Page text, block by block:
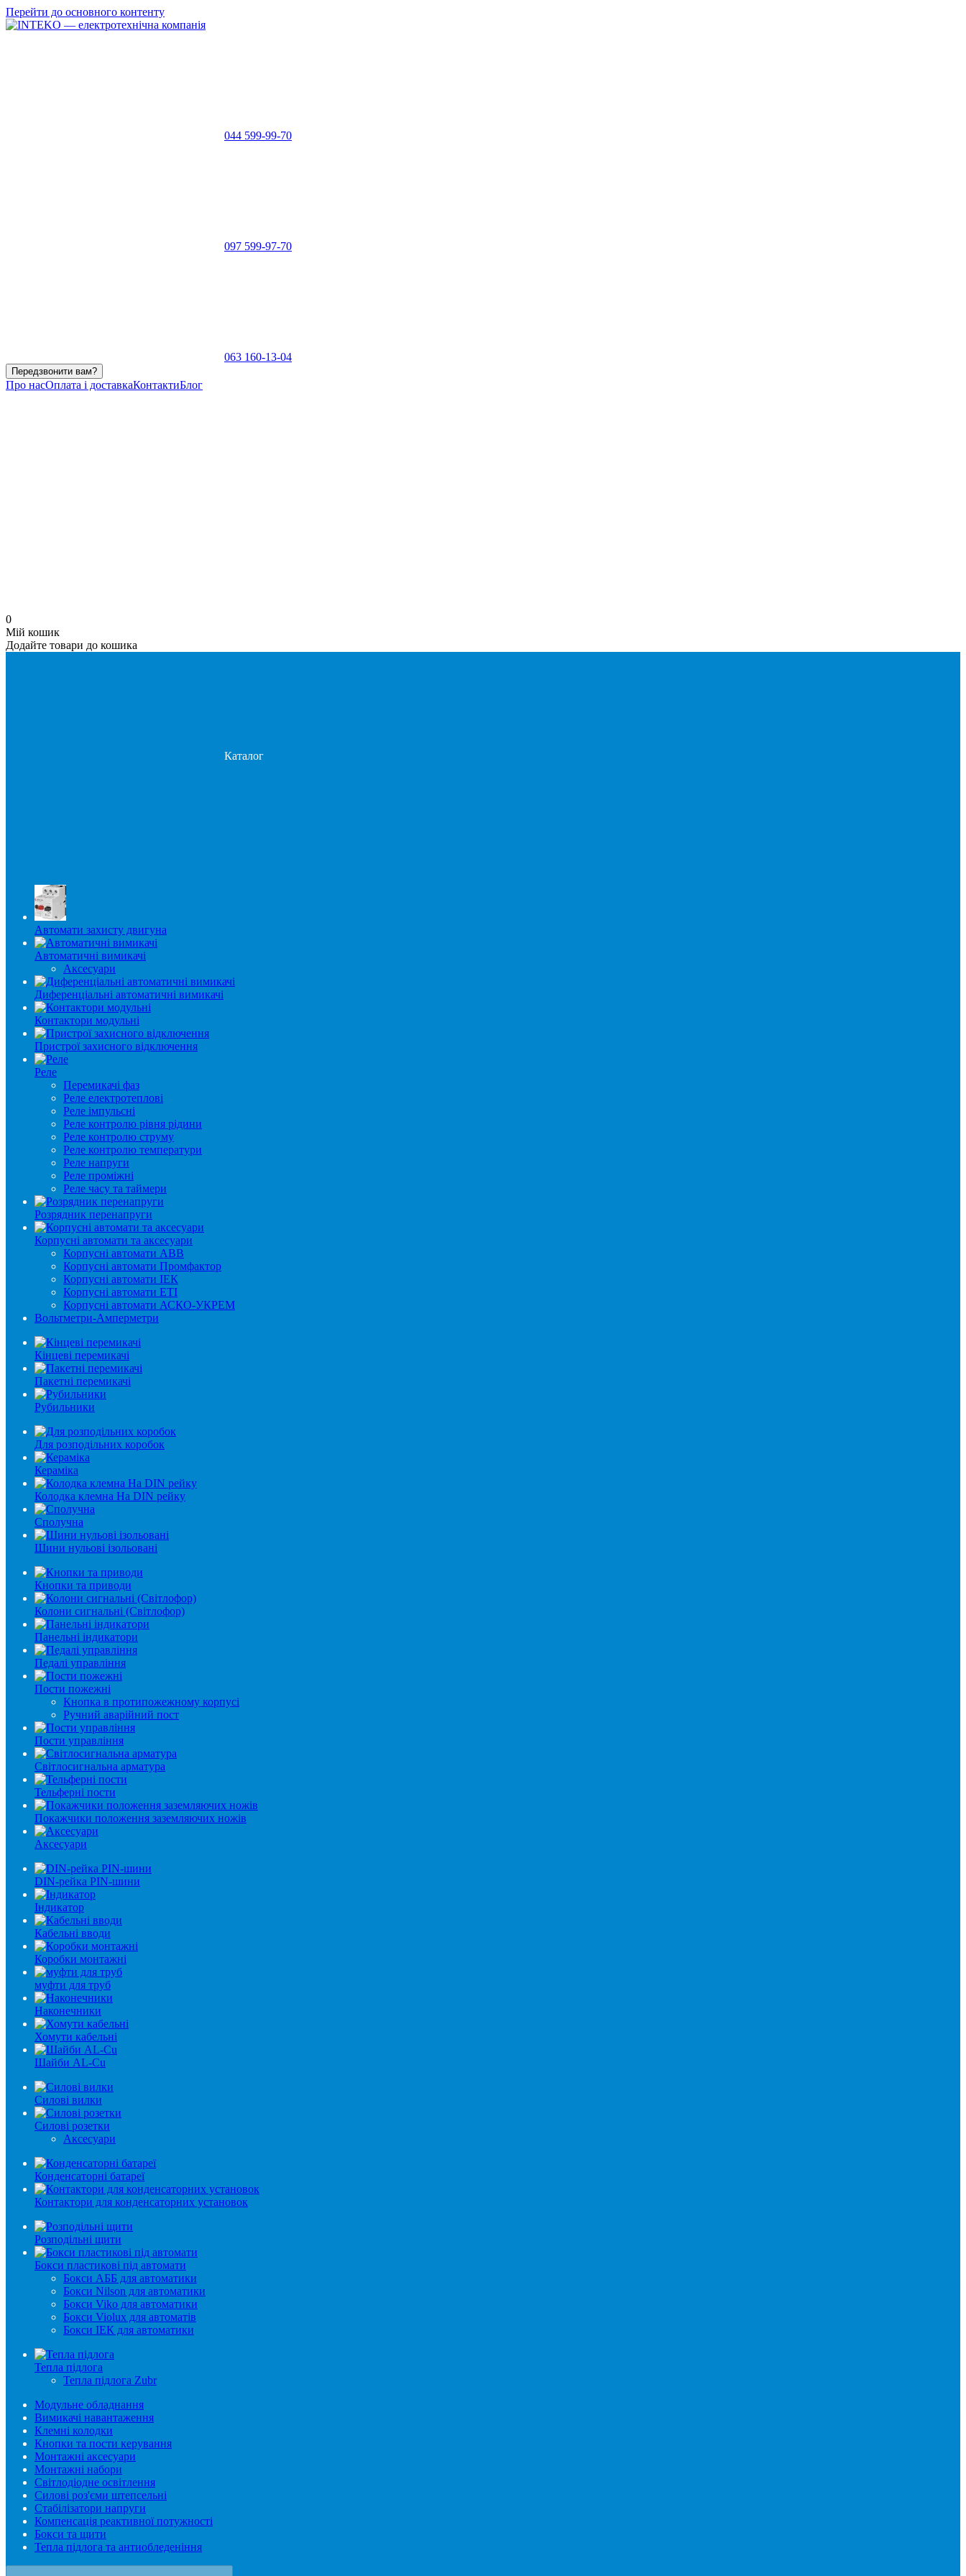
Перейти до основного контенту
044 599-99-70
097 599-97-70
063 160-13-04
Передзвонити вам?
Про насОплата і доставкаКонтактиБлог
0
Мій кошик
Додайте товари до кошика
Каталог
Автомати захисту двигуна
Автоматичні вимикачі
Аксесуари
Диференціальні автоматичні вимикачі
Контактори модульні
Пристрої захисного відключення
Реле
Перемикачі фаз
Реле електротеплові
Реле імпульсні
Реле контролю рівня рідини
Реле контролю струму
Реле контролю температури
Реле напруги
Реле проміжні
Реле часу та таймери
Розрядник перенапруги
Корпусні автомати та аксесуари
Корпусні автомати ABB
Корпусні автомати Промфактор
Корпусні автомати ІЕК
Корпусні автомати ETI
Корпусні автомати АСКО-УКРЕМ
Вольтметри-Амперметри
Кінцеві перемикачі
Пакетні перемикачі
Рубильники
Для розподільних коробок
Кераміка
Колодка клемна На DIN рейку
Сполучна
Шини нульові ізольовані
Кнопки та приводи
Колони сигнальні (Світлофор)
Панельні індикатори
Педалі управління
Пости пожежні
Кнопка в протипожежному корпусі
Ручний аварійний пост
Пости управління
Світлосигнальна арматура
Тельферні пости
Покажчики положення заземляючих ножів
Аксесуари
DIN-рейка PIN-шини
Індикатор
Кабельні вводи
Коробки монтажні
муфти для труб
Наконечники
Хомути кабельні
Шайби AL-Сu
Силові вилки
Силові розетки
Аксесуари
Конденсаторні батареї
Контактори для конденсаторних установок
Розподільні щити
Бокси пластикові під автомати
Бокси АББ для автоматики
Бокси Nilson для автоматики
Бокси Viko для автоматики
Бокси Violux для автоматів
Бокси ІЕК для автоматики
Тепла підлога
Тепла підлога Zubr
Модульне обладнання
Вимикачі навантаження
Клемні колодки
Кнопки та пости керування
Монтажні аксесуари
Монтажні набори
Світлодіодне освітлення
Силові роз'єми штепсельні
Стабілізатори напруги
Компенсація реактивної потужності
Бокси та щити
Тепла підлога та антиобледеніння